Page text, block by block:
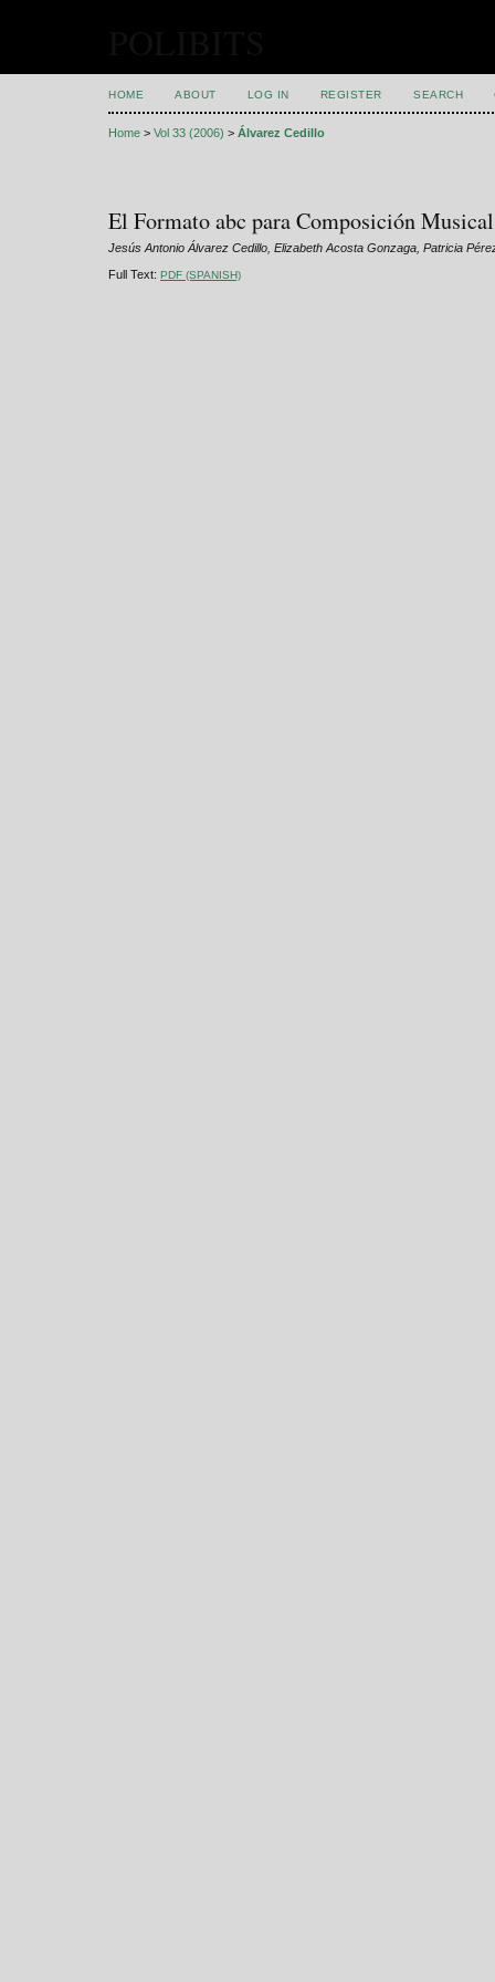
HOME ABOUT LOG IN REGISTER SEARCH
Home > Vol 33 (2006) > Álvarez Cedillo
El Formato abc para Composición Musical
Jesús Antonio Álvarez Cedillo, Elizabeth Acosta Gonzaga, Patricia
Full Text: PDF (SPANISH)